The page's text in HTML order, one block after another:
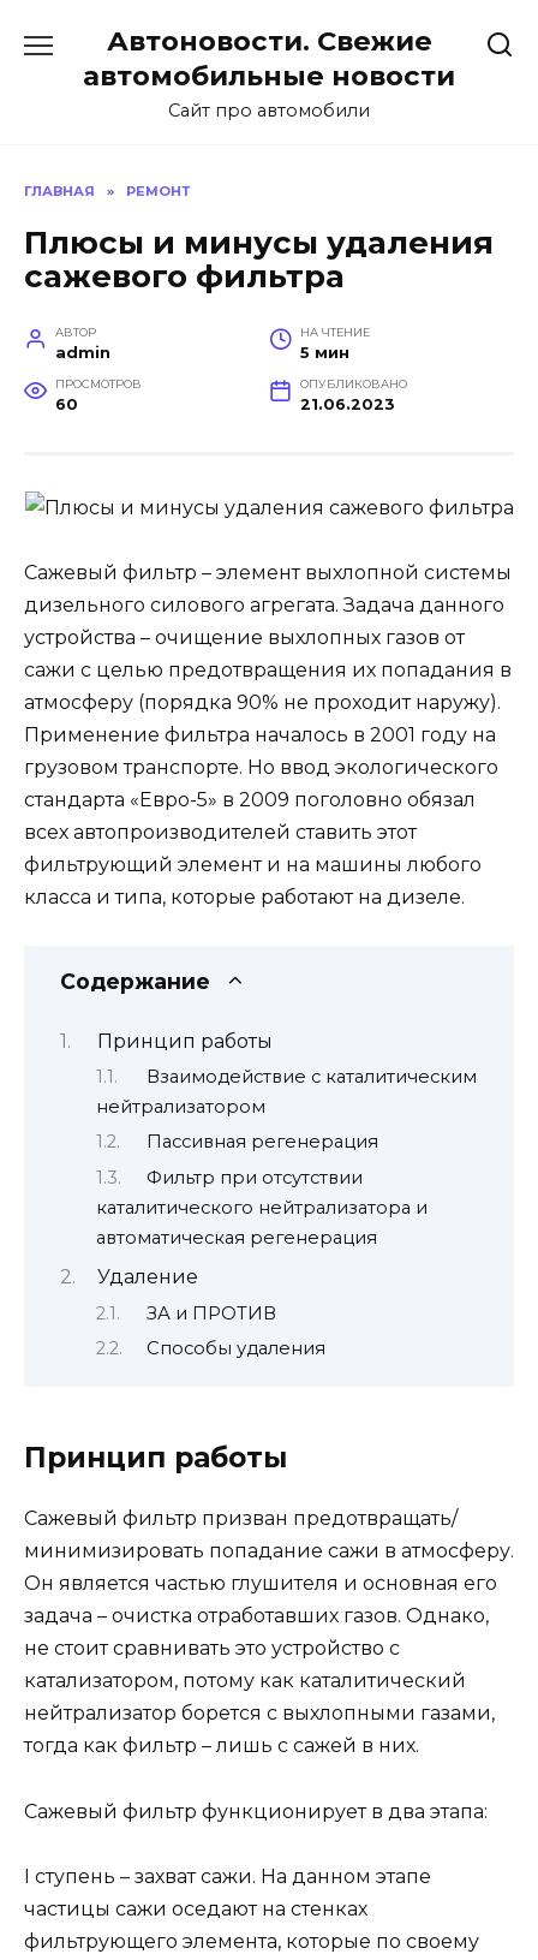
содержанию
Автоновости. Свежие
автомобильные новости
Сайт про автомобили
ГЛАВНАЯ » РЕМОНТ
Плюсы и минусы удаления
сажевого фильтра
АВТОР
admin
НА ЧТЕНИЕ
5 мин
ПРОСМОТРОВ
60
ОПУБЛИКОВАНО
21.06.2023
Сажевый фильтр – элемент выхлопной системы
дизельного силового агрегата. Задача данного
устройства – очищение выхлопных газов от
сажи с целью предотвращения их попадания в
атмосферу (порядка 90% не проходит наружу).
Применение фильтра началось в 2001 году на
грузовом транспорте. Но ввод экологического
стандарта «Евро-5» в 2009 поголовно обязал
всех автопроизводителей ставить этот
фильтрующий элемент и на машины любого
класса и типа, которые работают на дизеле.
Содержание
Принцип работы
Взаимодействие с каталитическим
нейтрализатором
Пассивная регенерация
Фильтр при отсутствии
каталитического нейтрализатора и
автоматическая регенерация
Удаление
ЗА и ПРОТИВ
Способы удаления
Принцип работы
Сажевый фильтр призван предотвращать/
минимизировать попадание сажи в атмосферу.
Он является частью глушителя и основная его
задача – очистка отработавших газов. Однако,
не стоит сравнивать это устройство с
катализатором, потому как каталитический
нейтрализатор борется с выхлопными газами,
тогда как фильтр – лишь с сажей в них.
Сажевый фильтр функционирует в два этапа:
I ступень – захват сажи. На данном этапе
частицы сажи оседают на стенках
фильтрующего элемента, которые по своему